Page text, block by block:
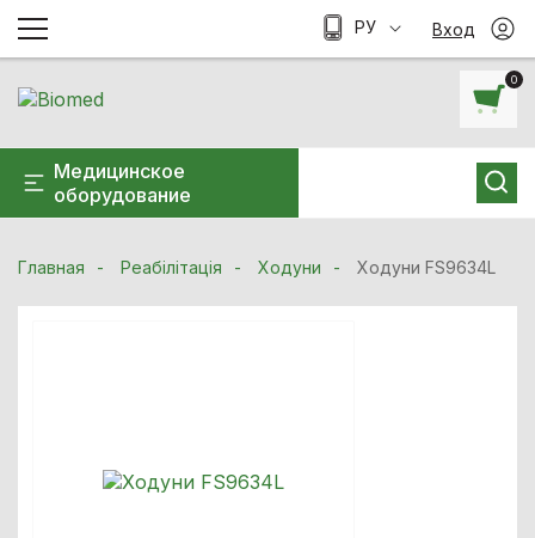
0
Медицинское
оборудование
РУ Вход
Главная Реабілітація Ходуни Ходуни FS9634L